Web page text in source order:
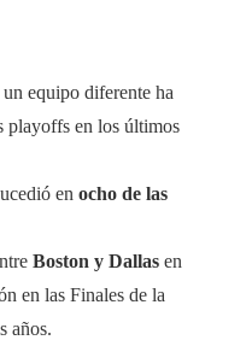
equipo diferente ha
playoffs en los últimos
en ocho de las
Boston y Dallas en
en las Finales de la
años.